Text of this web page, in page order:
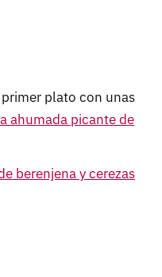
plato con unas
ahumada picante de
berenjena y cerezas